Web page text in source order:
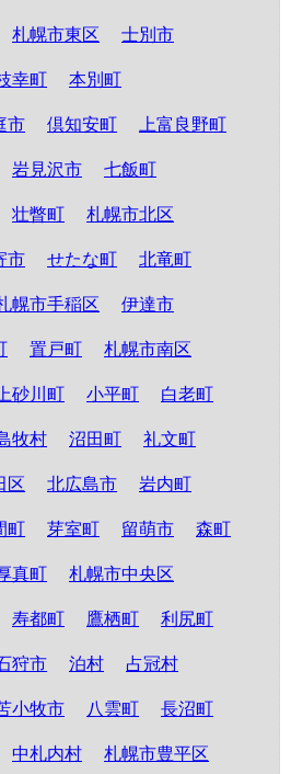
札幌市東区 士別市
幸町 本別町
市 倶知安町 上富良野町
岩見沢市 七飯町
壮瞥町 札幌市北区
市 せたな町 北竜町
幌市手稲区 伊達市
置戸町 札幌市南区
上砂川町 小平町 白老町
牧村 沼田町 礼文町
区 北広島市 岩内町
町 芽室町 留萌市 森町
真町 札幌市中央区
寿都町 鷹栖町 利尻町
狩市 泊村 占冠村
小牧市 八雲町 長沼町
中札内村 札幌市豊平区